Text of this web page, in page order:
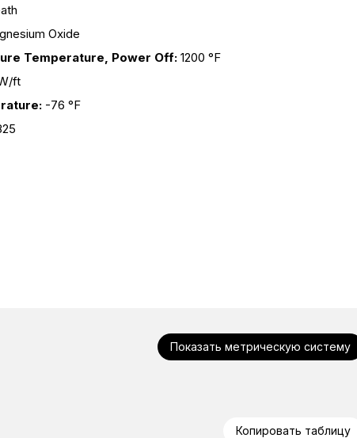
Oxide
Temperature, Power Off: 1200 °F
ft
-76 °F
Показать метрическую систему
Копировать таблицу